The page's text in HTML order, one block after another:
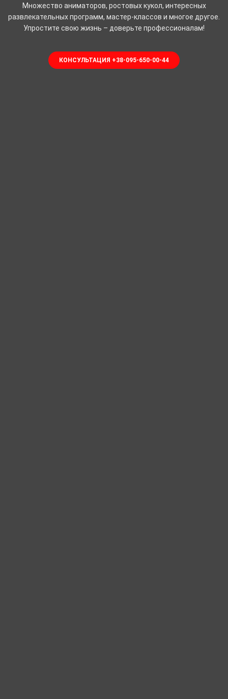
Множество аниматоров, ростовых кукол, интересных
развлекательных программ, мастер-классов и многое другое.
Упростите свою жизнь – доверьте профессионалам!
КОНСУЛЬТАЦИЯ +38-095-650-00-44